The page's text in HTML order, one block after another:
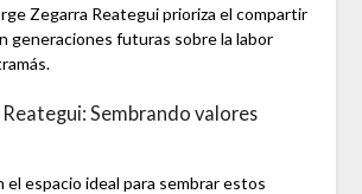
Zegarra Reategui prioriza el compartir
generaciones futuras sobre la labor
Sembrando valores
el espacio ideal para sembrar estos